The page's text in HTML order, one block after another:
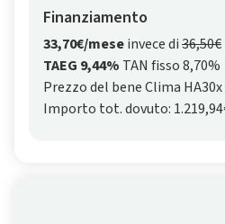
Finanziamento
33,70€/meseinvece di36,50€
TAEG 9,44% TAN fisso 8,70%
Prezzo del bene Clima HA30x
Importo tot. dovuto: